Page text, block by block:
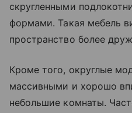
скругленными
формами. Такая мебель
пространство более
Кроме того, округлые
массивными и хорошо
небольшие комнаты.